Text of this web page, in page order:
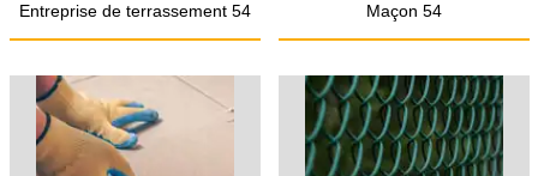
Entreprise de terrassement 54 Maçon 54